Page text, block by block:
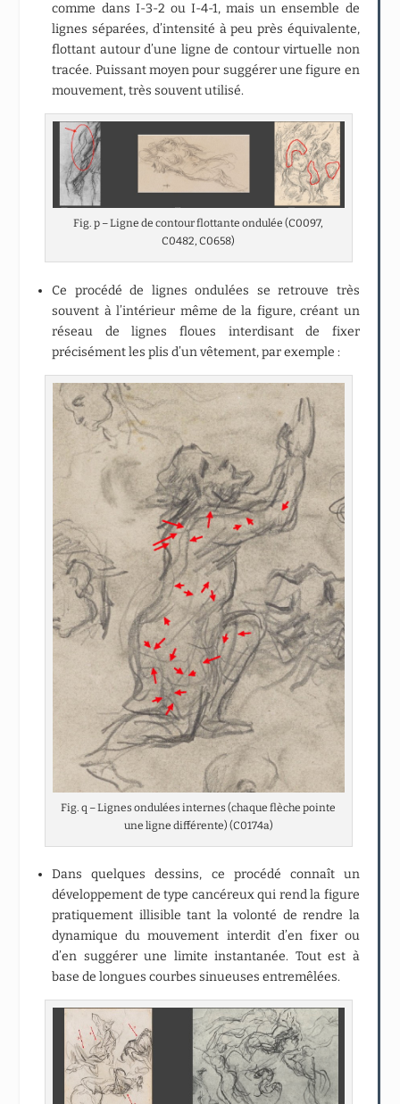
comme dans I-3-2 ou I-4-1, mais un ensemble de
lignes séparées, d’intensité à peu près équivalente,
flottant autour d’une ligne de contour virtuelle non
tracée. Puissant moyen pour suggérer une figure en
mouvement, très souvent utilisé.
Fig. p – Ligne de contour flottante ondulée (C0097,
C0482, C0658)
Ce procédé de lignes ondulées se retrouve très
souvent à l’intérieur même de la figure, créant un
réseau de lignes floues interdisant de fixer
précisément les plis d’un vêtement, par exemple :
Fig. q – Lignes ondulées internes (chaque flèche pointe
une ligne différente) (C0174a)
Dans quelques dessins, ce procédé connaît un
développement de type cancéreux qui rend la figure
pratiquement illisible tant la volonté de rendre la
dynamique du mouvement interdit d’en fixer ou
d’en suggérer une limite instantanée. Tout est à
base de longues courbes sinueuses entremêlées.